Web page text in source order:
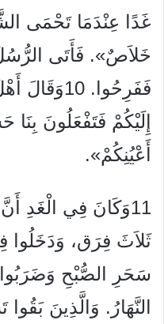
غَدًا عِنْدَمَا تَحْمَى
خَلاَصٌ». فَأَتَى
فَفَرِحُوا.
إِلَيْكُمْ فَتَفْعَلُونَ
أَعْيُنِكُمْ».
11وَكَانَ فِي
ثَلاَثَ فِرَق،
سَحَرِ الصُّبْحِ
النَّهَارُ. وَالَّذِينَ